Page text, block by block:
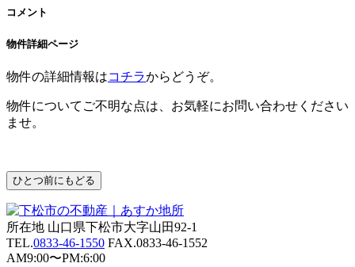
コメント
物件詳細ページ
物件の詳細情報はコチラからどうぞ。
物件についてご不明な点は、お気軽にお問い合わせください
ませ。
所在地 山口県下松市大字山田92-1
TEL.0833-46-1550 FAX.0833-46-1552
AM9:00〜PM:6:00